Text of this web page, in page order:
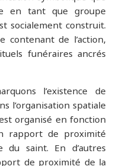
en tant que groupe
socialement construit.
contenant de l’action,
funéraires ancrés
l’existence de
l’organisation spatiale
organisé en fonction
rapport de proximité
saint. En d’autres
de proximité de la